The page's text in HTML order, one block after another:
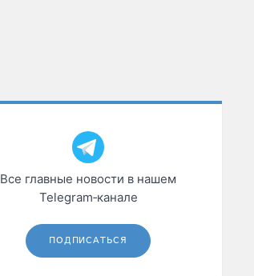
Все главные новости в нашем
Telegram‑канале
ПОДПИСАТЬСЯ